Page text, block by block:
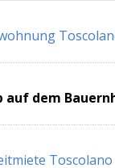
auf dem
Toscolano